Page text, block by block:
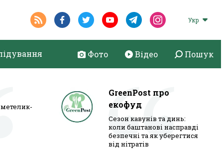
Укр
Фото Відео Пошук
GreenPost про
екофуд
Сезон кавунів та динь:
коли баштанові насправді
безпечні та як уберегтися
від нітратів